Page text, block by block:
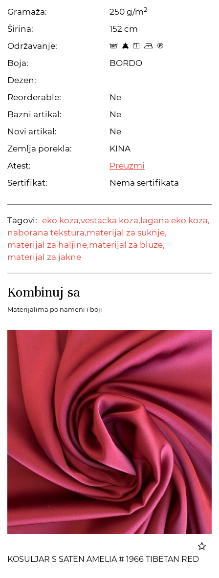
Gramaža:
250 g/m2
Širina:
152 cm
Održavanje:
s 8 y o C
Boja:
BORDO
Dezen:
Reorderable:
Ne
Bazni artikal:
Ne
Novi artikal:
Ne
Zemlja porekla:
KINA
Atest:
Preuzmi
Sertifikat:
Nema sertifikata
Tagovi: eko koza,vestacka koza, lagana eko koza,
naborana tekstura,materijal za suknje,
materijal za haljine,materijal za bluze,
materijal za jakne
Kombinuj sa
Materijalima po nameni i boji
KOSULJAR S SATEN AMELIA # 1966 TIBETAN RED